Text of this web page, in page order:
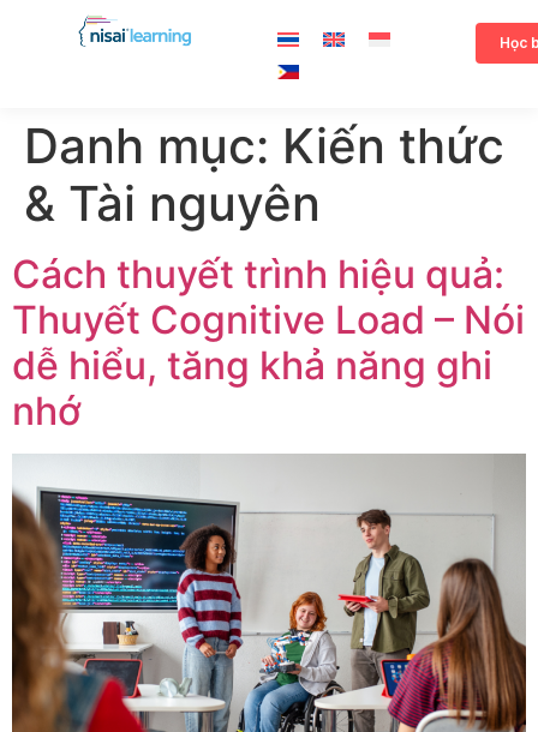
Học
Danh mục: Kiến thức
& Tài nguyên
Cách thuyết trình hiệu quả:
Thuyết Cognitive Load – Nói
dễ hiểu, tăng khả năng ghi
nhớ